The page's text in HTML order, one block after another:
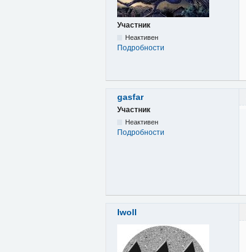
Участник
Неактивен
Подробности
gasfar
Участник
Неактивен
Подробности
Iwoll